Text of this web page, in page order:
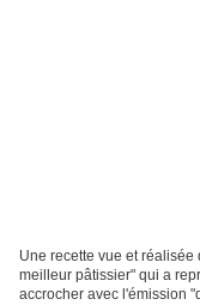
Une recette vue et
meilleur pâtissier" qui a
accrocher avec l'émission